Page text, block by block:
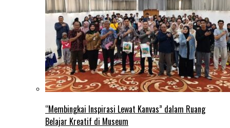
“Membingkai Inspirasi Lewat Kanvas” dalam Ruang
Belajar Kreatif di Museum